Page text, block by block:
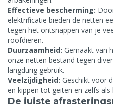
Effectieve bescherming:
elektrificatie bieden de netten
tegen het ontsnappen van je
roofdieren.
Duurzaamheid: Gemaakt van
onze netten bestand tegen
langdurig gebruik.
Veelzijdigheid: Geschikt voor
en kippen tot geiten en zelfs
De juiste